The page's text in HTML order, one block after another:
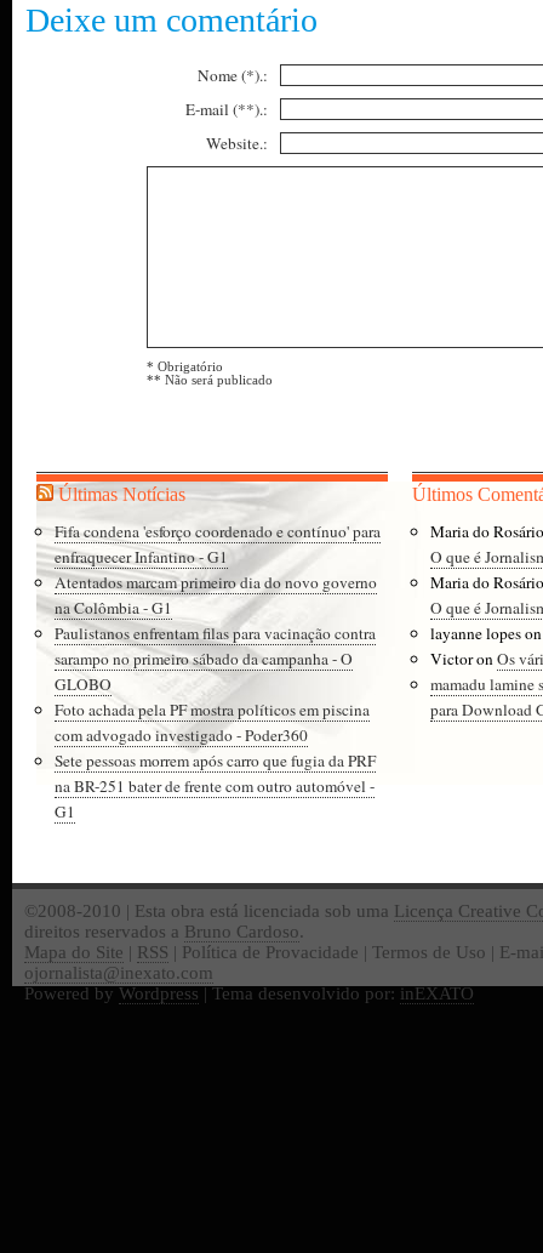
Deixe um comentário
Nome (*).:
E-mail (**).:
Website.:
* Obrigatório
** Não será publicado
Últimas Notícias
Fifa condena 'esforço coordenado e contínuo' para
enfraquecer Infantino - G1
Atentados marcam primeiro dia do novo governo
na Colômbia - G1
Paulistanos enfrentam filas para vacinação contra
sarampo no primeiro sábado da campanha - O
GLOBO
Foto achada pela PF mostra políticos em piscina
com advogado investigado - Poder360
Sete pessoas morrem após carro que fugia da PRF
na BR-251 bater de frente com outro automóvel -
G1
Últimos
Maria do
O que é
Maria do
O que é
layanne lopes
VictoronOs
mamadu lamine
para Download
©2008-2010 | Esta obra está licenciada sob uma Licença Creative
direitos reservados a Bruno Cardoso.
Mapa do Site | RSS | Política de Provacidade | Termos de Uso | E-
ojornalista@inexato.com
Powered by Wordpress | Tema desenvolvido por: inEXATO